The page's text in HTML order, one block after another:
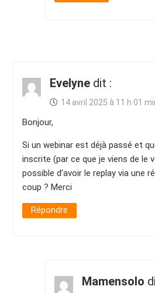
Evelyne dit :
14 avril 2025 à 11 h 01
Bonjour,
Si un webinar est déjà passé et
inscrite (par ce que je viens de le
possible d’avoir le replay via une
coup ? Merci
Répondre
Mamensolo